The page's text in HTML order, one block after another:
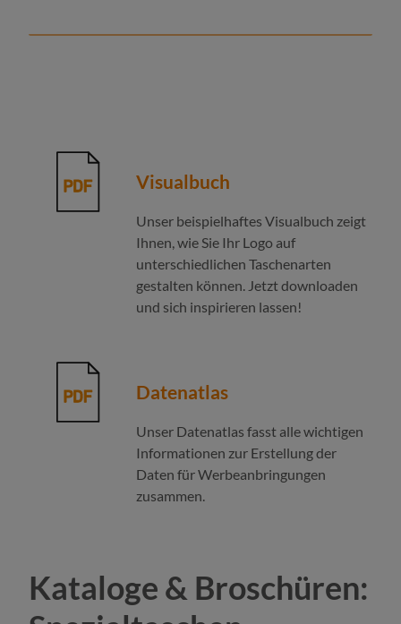
Visualbuch
Unser beispielhaftes Visualbuch zeigt
Ihnen, wie Sie Ihr Logo auf
unterschiedlichen Taschenarten
gestalten können. Jetzt downloaden
und sich inspirieren lassen!
Datenatlas
Unser Datenatlas fasst alle wichtigen
Informationen zur Erstellung der
Daten für Werbeanbringungen
zusammen.
Kataloge & Broschüren: